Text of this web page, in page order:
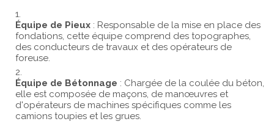
Équipe de Pieux : Responsable de la mise en place des
fondations, cette équipe comprend des topographes,
des conducteurs de travaux et des opérateurs de
foreuse.
Équipe de Bétonnage : Chargée de la coulée du béton,
elle est composée de maçons, de manœuvres et
d'opérateurs de machines spécifiques comme les
camions toupies et les grues.